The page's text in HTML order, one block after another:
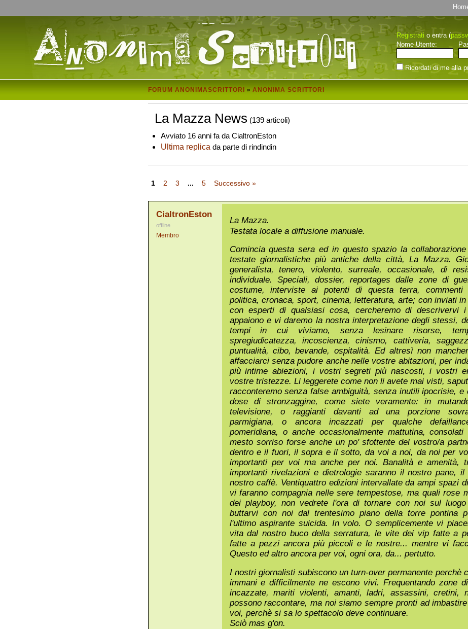
Registrati o entra (
Nome Utente:
Ricordati di me alla
FORUM ANONIMASCRITTORI » ANONIMA SCRITTORI
La Mazza News (139 articoli)
Avviato 16 anni fa da CialtronEston
Ultima replica da parte di rindindin
1 2 3 ... 5 Successivo »
CialtronEston
offline
Membro
La Mazza.
Testata locale a diffusione manuale.
Comincia questa sera ed in questo spazio la
testate giornalistiche più antiche della città, La Mazza.
generalista, tenero, violento, surreale, occasionale, di
individuale. Speciali, dossier, reportages dalle zone di
costume, interviste ai potenti di questa terra, commenti
politica, cronaca, sport, cinema, letteratura, arte; con inviati in
con esperti di qualsiasi cosa, cercheremo di descrivervi
appaiono e vi daremo la nostra interpretazione degli stessi,
tempi in cui viviamo, senza lesinare risorse,
spregiudicatezza, incoscienza, cinismo, cattiveria,
puntualità, cibo, bevande, ospitalità. Ed altresì non
affacciarci senza pudore anche nelle vostre abitazioni, per
più intime abiezioni, i vostri segreti più nascosti, i vostri
vostre tristezze. Li leggerete come non li avete mai visti,
racconteremo senza false ambiguità, senza inutili ipocrisie, e
dose di stronzaggine, come siete veramente: in
televisione, o raggianti davanti ad una porzione
parmigiana, o ancora incazzati per qualche
pomeridiana, o anche occasionalmente mattutina,
mesto sorriso forse anche un po' sfottente del vostro/a
dentro e il fuori, il sopra e il sotto, da voi a noi, da noi per
importanti per voi ma anche per noi. Banalità e amenità,
importanti rivelazioni e dietrologie saranno il nostro pane,
nostro caffè. Ventiquattro edizioni intervallate da ampi spazi
vi faranno compagnia nelle sere tempestose, ma quali rose
dei playboy, non vedrete l'ora di tornare con noi sul
buttarvi con noi dal trentesimo piano della torre pontina
l'ultimo aspirante suicida. In volo. O semplicemente vi
vita dal nostro buco della serratura, le vite dei vip fatte a
fatte a pezzi ancora più piccoli e le nostre... mentre vi
Questo ed altro ancora per voi, ogni ora, da... pertutto.
I nostri giornalisti subiscono un turn-over permanente perchè
immani e difficilmente ne escono vivi. Frequentando zone
incazzate, mariti violenti, amanti, ladri, assassini, cretini,
possono raccontare, ma noi siamo sempre pronti ad
voi, perchè si sa lo spettacolo deve continuare.
Sciò mas g'on.